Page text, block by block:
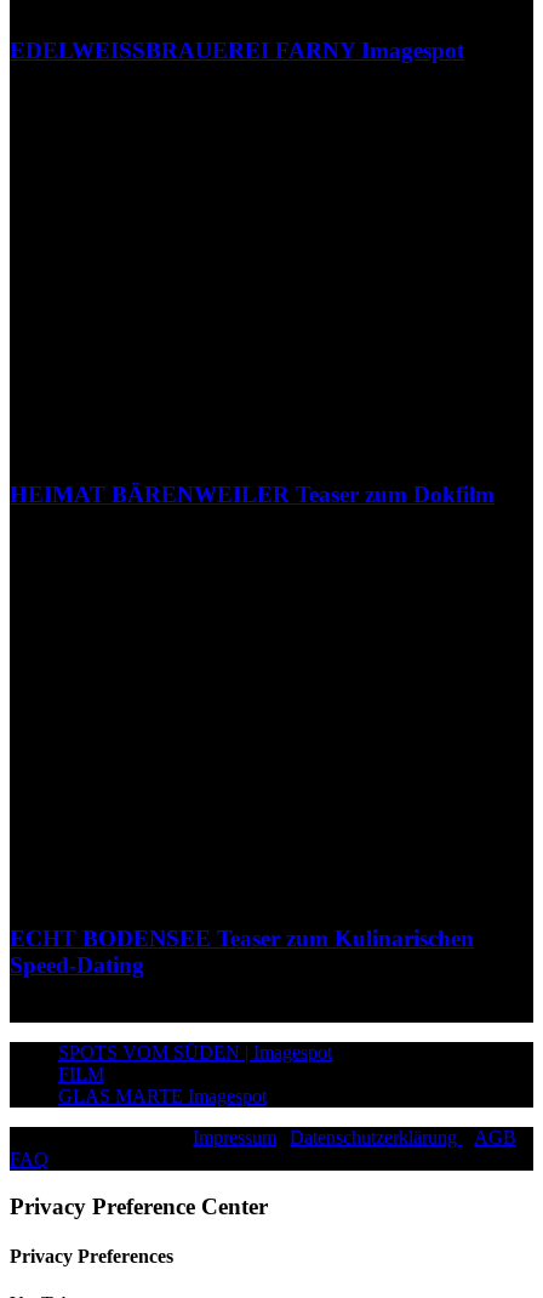
EDELWEISSBRAUEREI FARNY Imagespot
HEIMAT BÄRENWEILER Teaser zum Dokfilm
ECHT BODENSEE Teaser zum Kulinarischen
Speed-Dating
SPOTS VOM SÜDEN | Imagespot
FILM
GLAS MARTE Imagespot
Impressum Datenschutzerklärung AGB
FAQ
Privacy Preference Center
Privacy Preferences